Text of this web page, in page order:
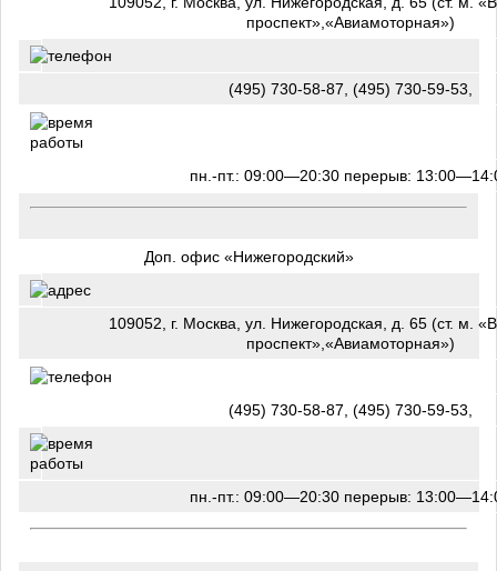
проспект»,«Авиамоторная»)
(495) 730-58-87, (495) 730-59-53,
пн.-пт.: 09:00—20:30 перерыв:
Доп. офис «Нижегородский»
109052, г. Москва, ул. Нижегородская, д. 65 (ст. м.
проспект»,«Авиамоторная»)
(495) 730-58-87, (495) 730-59-53,
пн.-пт.: 09:00—20:30 перерыв: